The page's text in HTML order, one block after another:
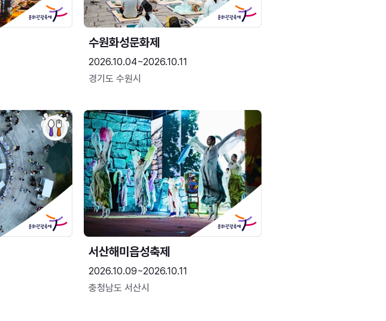
수원화성문화제
2026.10.04~2026.10.11
경기도 수원시
서산해미읍성축제
2026.10.09~2026.10.11
충청남도 서산시